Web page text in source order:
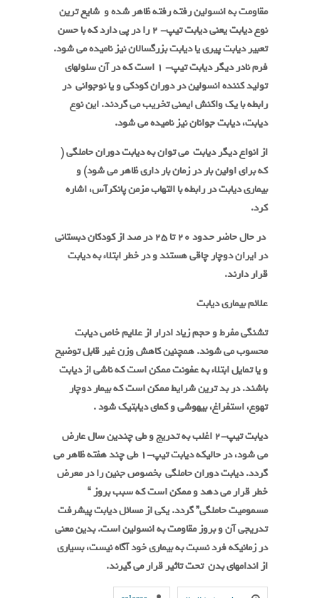
مقاومت به انسولین رفته رفته ظاهر شده و شایع ترین
نوع دیابت یعنی دیابت تیپ- 2 را در پی دارد که با حسن
تعبیر دیابت پیری یا دیابت بزرگسالان نیز نامیده می شود.
فرم نادر دیگر دیابت تیپ- 1 است که در آن سلولهای
تولید کننده انسولین در دوران کودکی و یا نوجوانی در
رابطه با یک واکنش ایمنی تخریب می گردند. این نوع
دیابت، دیابت جوانان نیز نامیده می شود.
از انواع دیگر دیابت می توان به دیابت دوران حاملگی (
که برای اولین بار در زمان بار داری ظاهر می شود) و
بیماری دیابت در رابطه با التهاب مزمن پانکرآس، اشاره
کرد.
در حال حاضر حدود 20 تا 25 در صد از کودکان دبستانی
در ایران دوچار چاقی هستند و در خطر ابتلاء به دیابت
قرار دارند.
علائم بیماری دیابت
تشنگی مفرط و حجم زیاد ادرار از علایم خاص دیابت
محسوب می شوند. همچنین کاهش وزن غیر قابل توضیح
و یا تمایل ابتلاء به عفونت ممکن است که ناشی از دیابت
باشند. در بد ترین شرایط ممکن است که بیمار دوچار
تهوع، استفراغ، بیهوشی و کمای دیابتیک شود .
دیابت تیپ-2 اغلب به تدریج و طی چندین سال عارض
می شود، در حالیکه دیابت تیپ-1 طی چند هفته ظاهر می
گردد. دیابت دوران حاملگی بخصوص جنین را در معرض
خطر قرار می دهد و ممکن است که سبب بروز“
مسمومیت حاملگی”گردد. یکی از مسائل دیابت پیشرفت
تدریجی آن و بروز مقاومت به انسولین است. بدین معنی
در زمانیکه فرد نسبت به بیماری خود آگاه نیست، بسیاری
از اندامهای بدن تحت تاثیر قرار می گیرند.